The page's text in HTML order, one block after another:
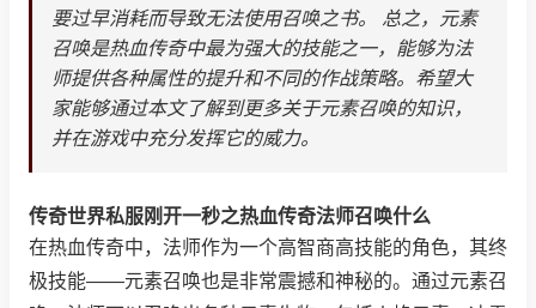
要过早消耗而导致无法使用召唤之书。 总之，元素
召唤是热血传奇中最为强大的技能之一，能够为法
师提供各种属性的提升和不同的作战策略。希望大
家能够通过本文了解到更多关于元素召唤的知识，
并在游戏中充分发挥它的威力。
传奇世界私服刚开一秒之热血传奇法师召唤什么
在热血传奇中，法师作为一个高智商高技能的角色，其终
极技能——元素召唤也是非常震撼和神秘的。通过元素召